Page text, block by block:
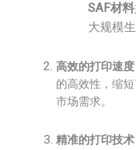
SAF材料
大规模
高效的打印速度
的高效性，缩
市场需求。
精准的打印技术